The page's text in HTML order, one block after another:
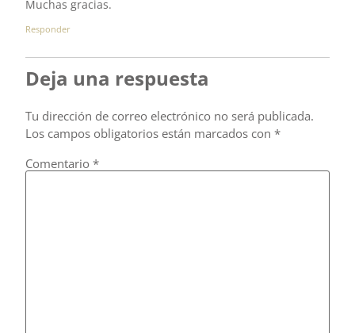
Muchas gracias.
Responder
Deja una respuesta
Tu dirección de correo electrónico no será publicada.
Los campos obligatorios están marcados con *
Comentario *